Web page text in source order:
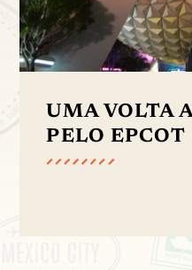
UMA VOLTA
PELO EPCOT